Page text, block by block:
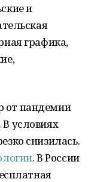
и
графика,
от пандемии
условиях
снизилась.
. В России